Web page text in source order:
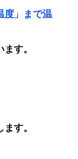
度」まで温
す。
す。